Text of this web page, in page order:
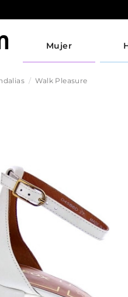
Mujer
Walk Pleasure